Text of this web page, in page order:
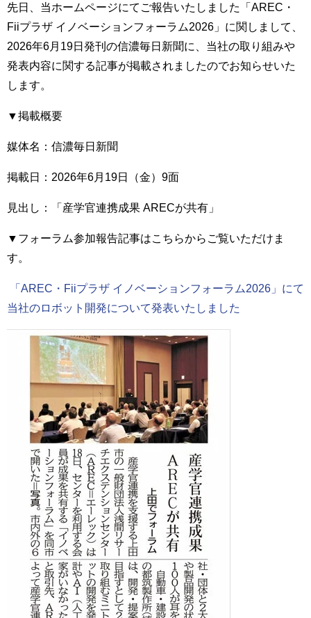
先日、当ホームページにてご報告いたしました「AREC・
Fiiプラザ イノベーションフォーラム2026」に関しまして、
2026年6月19日発刊の信濃毎日新聞に、当社の取り組みや
発表内容に関する記事が掲載されましたのでお知らせいた
します。
▼掲載概要
媒体名：信濃毎日新聞
掲載日：2026年6月19日（金）9面
見出し：「産学官連携成果 ARECが共有」
▼フォーラム参加報告記事はこちらからご覧いただけま
す。
「AREC・Fiiプラザ イノベーションフォーラム2026」にて
当社のロボット開発について発表いたしました